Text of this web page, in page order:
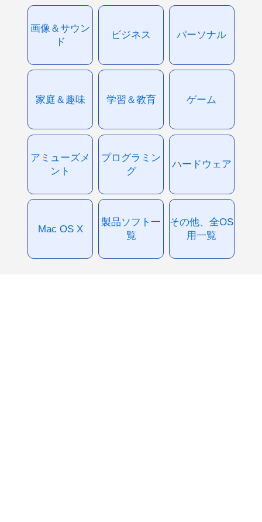
画像＆サウン
ド
ビジネス パーソナル
家庭＆趣味 学習＆教育 ゲーム
アミューズメ
ント
プログラミン
グ
ハードウェア
Mac OS X
製品ソフト一
覧
その他、全OS
用一覧